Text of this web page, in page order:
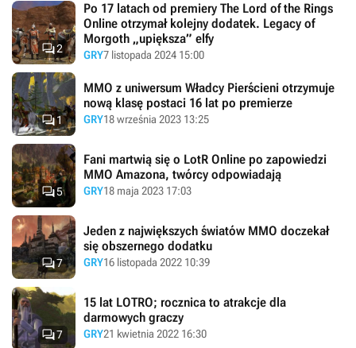
2
Po 17 latach od premiery The Lord of the Rings
Online otrzymał kolejny dodatek. Legacy of
Morgoth „upiększa” elfy
GRY7 listopada 2024 15:00
1
MMO z uniwersum Władcy Pierścieni otrzymuje
nową klasę postaci 16 lat po premierze
GRY18 września 2023 13:25
5
Fani martwią się o LotR Online po zapowiedzi
MMO Amazona, twórcy odpowiadają
GRY18 maja 2023 17:03
7
Jeden z największych światów MMO doczekał
się obszernego dodatku
GRY16 listopada 2022 10:39
7
15 lat LOTRO; rocznica to atrakcje dla
darmowych graczy
GRY21 kwietnia 2022 16:30